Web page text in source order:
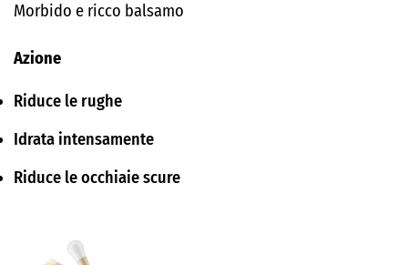
Morbido e ricco balsamo
Azione
Riduce le rughe
Idrata intensamente
Riduce le occhiaie scure